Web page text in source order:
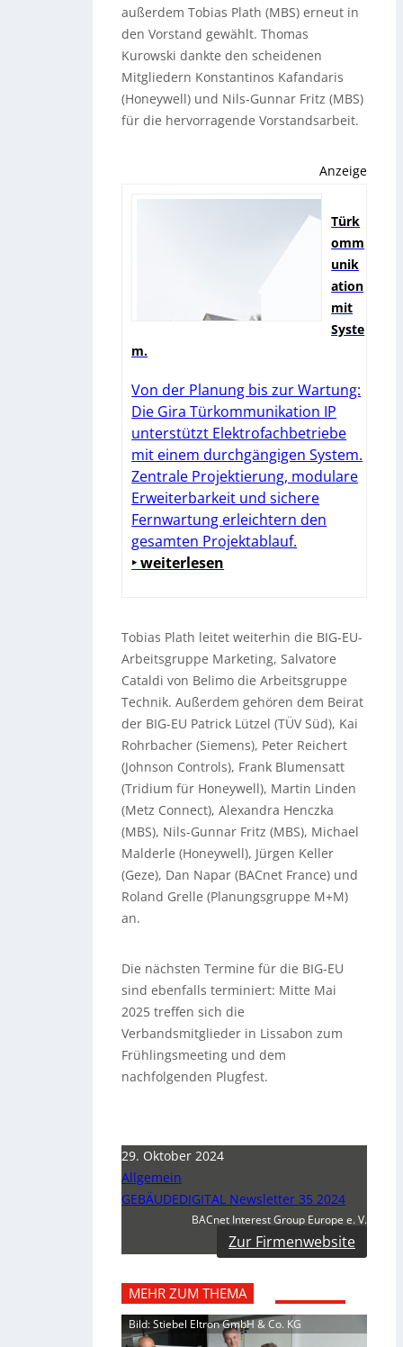
außerdem Tobias Plath (MBS) erneut in
den Vorstand gewählt. Thomas
Kurowski dankte den scheidenen
Mitgliedern Konstantinos Kafandaris
(Honeywell) und Nils-Gunnar Fritz (MBS)
für die hervorragende Vorstandsarbeit.
Anzeige
Türk
omm
unik
ation
mit
Syste
m.
Von der Planung bis zur Wartung:
Die Gira Türkommunikation IP
unterstützt Elektrofachbetriebe
mit einem durchgängigen System.
Zentrale Projektierung, modulare
Erweiterbarkeit und sichere
Fernwartung erleichtern den
gesamten Projektablauf.
‣ weiterlesen
Tobias Plath leitet weiterhin die BIG-EU-
Arbeitsgruppe Marketing, Salvatore
Cataldi von Belimo die Arbeitsgruppe
Technik. Außerdem gehören dem Beirat
der BIG-EU Patrick Lützel (TÜV Süd), Kai
Rohrbacher (Siemens), Peter Reichert
(Johnson Controls), Frank Blumensatt
(Tridium für Honeywell), Martin Linden
(Metz Connect), Alexandra Henczka
(MBS), Nils-Gunnar Fritz (MBS), Michael
Malderle (Honeywell), Jürgen Keller
(Geze), Dan Napar (BACnet France) und
Roland Grelle (Planungsgruppe M+M)
an.
Die nächsten Termine für die BIG-EU
sind ebenfalls terminiert: Mitte Mai
2025 treffen sich die
Verbandsmitglieder in Lissabon zum
Frühlingsmeeting und dem
nachfolgenden Plugfest.
29. Oktober 2024
Allgemein
GEBÄUDEDIGITAL Newsletter 35 2024
BACnet Interest Group Europe e. V.
Zur Firmenwebsite
MEHR ZUM THEMA
Bild: Stiebel Eltron GmbH & Co. KG